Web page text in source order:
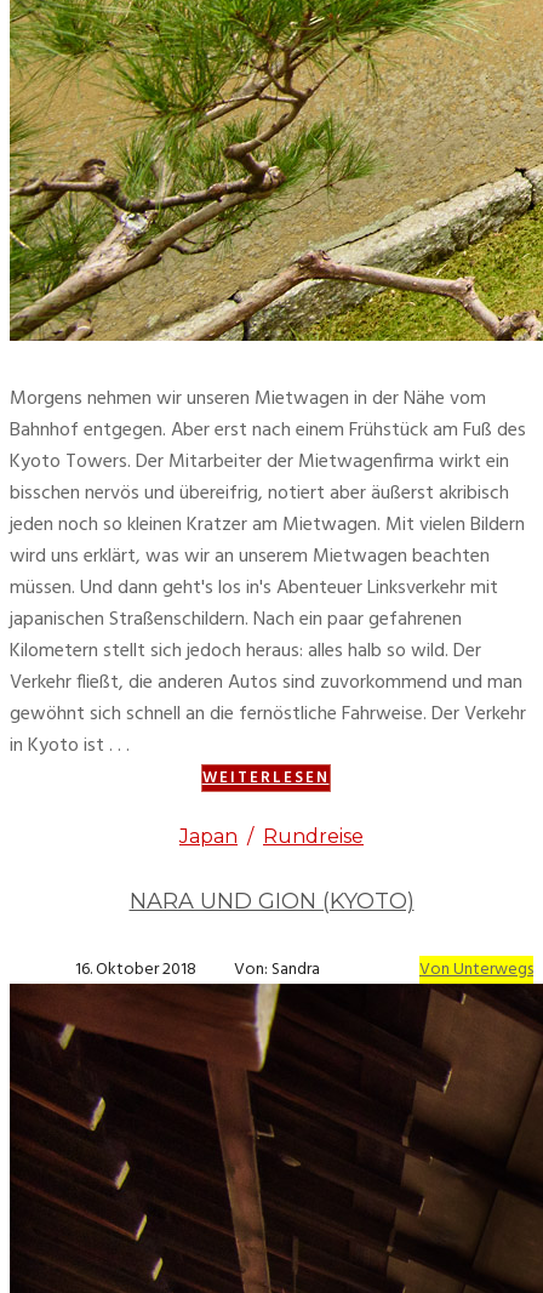
Morgens nehmen wir unseren Mietwagen in der Nähe vom
Bahnhof entgegen. Aber erst nach einem Frühstück am Fuß des
Kyoto Towers. Der Mitarbeiter der Mietwagenfirma wirkt ein
bisschen nervös und übereifrig, notiert aber äußerst akribisch
jeden noch so kleinen Kratzer am Mietwagen. Mit vielen Bildern
wird uns erklärt, was wir an unserem Mietwagen beachten
müssen. Und dann geht's los in's Abenteuer Linksverkehr mit
japanischen Straßenschildern. Nach ein paar gefahrenen
Kilometern stellt sich jedoch heraus: alles halb so wild. Der
Verkehr fließt, die anderen Autos sind zuvorkommend und man
gewöhnt sich schnell an die fernöstliche Fahrweise. Der Verkehr
in Kyoto ist . . .
WEITERLESEN
Japan / Rundreise
NARA UND GION (KYOTO)
16. Oktober 2018 Von: Sandra Von Unterwegs